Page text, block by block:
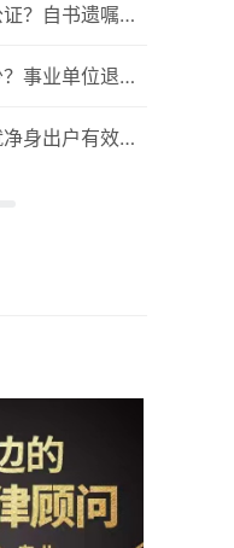
法解释-头条
？自书遗嘱和
事业单位退休
身出户有效
的吗？